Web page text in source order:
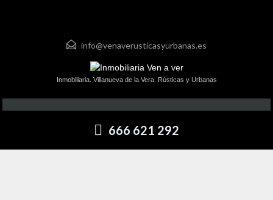
info@venaverusticasyurbanas.es
Inmobiliaria. Villanueva de la Vera. Rústicas y Urbanas
666 621 292